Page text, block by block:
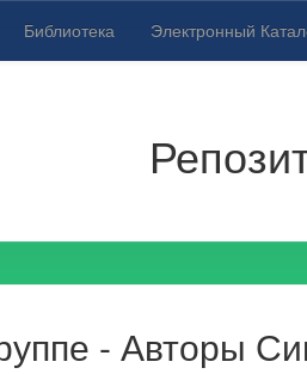
Библиотека Электронный
- Авторы